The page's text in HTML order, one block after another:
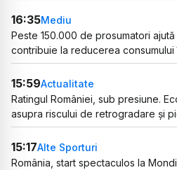
16:35Mediu
Peste 150.000 de prosumatori
contribuie la reducerea
15:59Actualitate
Ratingul României, sub presiune.
asupra riscului de retrogradare și
15:17Alte Sporturi
România, start spectaculos la